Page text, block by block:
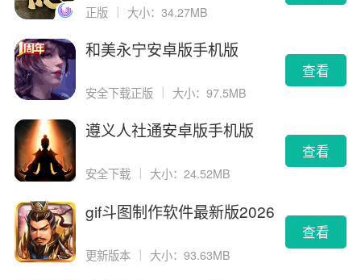
正版 ｜ 大小：34.27MB
和美永宁安卓版手机版
安全下载正版 大小：97.5MB
查看
遵义人社通安卓版手机版
安全下载 大小：24.52MB
查看
gif斗图制作软件最新版2026
更新版本 ｜ 大小：93.63MB
查看